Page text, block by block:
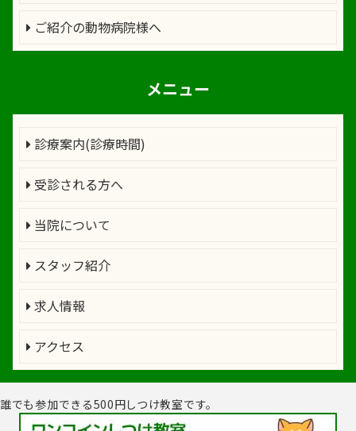
ご紹介の動物病院様へ
メニュー
診療案内(診療時間)
受診される方へ
当院について
スタッフ紹介
求人情報
アクセス
誰でも参加できる500円しつけ教室です。